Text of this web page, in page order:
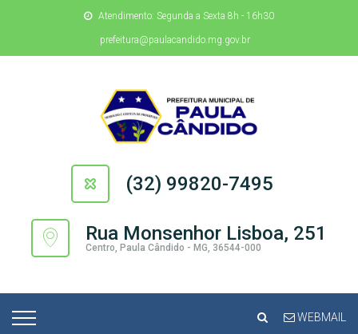
Atendimento: Segunda a Sexta 8h - 16h30
prefeitura@paulacandido.mg.gov.br
(32) 99820-7495
Rua Monsenhor Lisboa, 251
Centro, Paula Cândido - MG, 36544-000
WEBMAIL